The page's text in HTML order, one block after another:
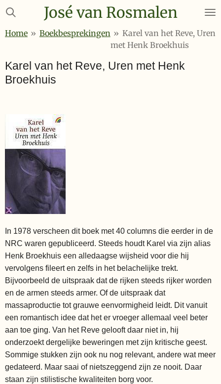
Ga
naar
José van Rosmalen
Home » Boekbesprekingen » Karel van het Reve, Uren
met Henk Broekhuis
Karel van het Reve, Uren met Henk
Broekhuis
In 1978 verscheen dit boek met 40 columns die eerder in de
NRC waren gepubliceerd. Steeds houdt Karel via zijn alias
Henk Broekhuis een alledaagse wijsheid voor die hij
vervolgens fileert en zelfs in het belachelijke trekt.
Bijvoorbeeld de uitspraak dat de rijken steeds rijker worden
en de armen steeds armer. Of de uitspraak dat
massaproductie tot grauwe eenvormigheid leidt. Dit vanuit
een romantisch idee dat het er vroeger allemaal veel beter
aan toe ging. Van het Reve gelooft daar niet in, hij
onderzoekt dergelijke beweringen met zijn kritische geest.
Sommige stukken zijn ook nu nog relevant, andere wat meer
gedateerd. Maar saai of nietszeggend zijn ze nooit. Daar
staan zijn stilistische kwaliteiten borg voor.